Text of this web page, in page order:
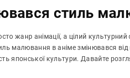
стиль
жанр анімації, а цілий
малювання в аніме змінювався від
японської культури. Давайте